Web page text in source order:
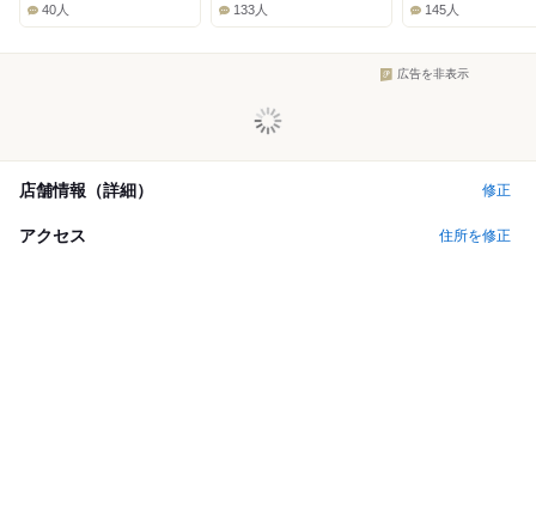
40人
133人
145人
広告を非表示
店舗情報（詳細） 修正
アクセス 住所を修正